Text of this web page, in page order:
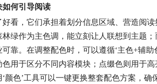
如何引导阅读
看，它们承担着划分信息区域、营造阅
绿作为主色调，能立刻让人联想到主题
靠。在调整配色时，可以遵循‘主色+辅
用于区分不同内容模块；点缀色则用于
颜色’工具可以一键更换整套配色方案，确